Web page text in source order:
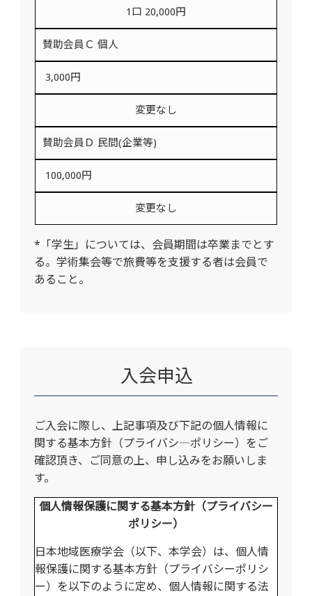
1口 20,000円
賛助会員Ｃ 個人
3,000円
変更なし
賛助会員Ｄ 民間(企業等)
100,000円
変更なし
*「学生」については、会員期間は卒業までとす
る。学術集会等で旅費等を支援する者は会員で
あること。
入会申込
ご入会に際し、上記事項及び下記の個人情報に
関する基本方針（プライバシ―ポリシー）をご
確認頂き、ご同意の上、申し込みをお願いしま
す。
個人情報保護に関する基本方針（プライバシー
ポリシー）
日本地域医療学会（以下、本学会）は、個人情
報保護に関する基本方針（プライバシーポリシ
ー）を以下のように定め、個人情報に関する法